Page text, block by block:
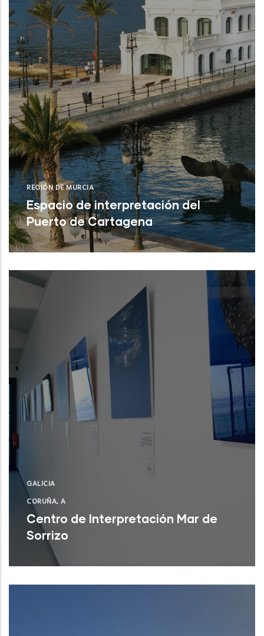
REGIÓN DE MURCIA
Espacio de interpretación del
Puerto de Cartagena
Cartagena (Región de Murcia)
GALICIA
CORUÑA, A
Centro de Interpretación Mar de
Sorrizo
Arteixo (A Coruña)